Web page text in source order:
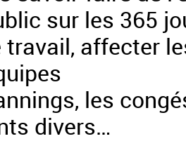
sur les 365
travail, affecter
les
divers…